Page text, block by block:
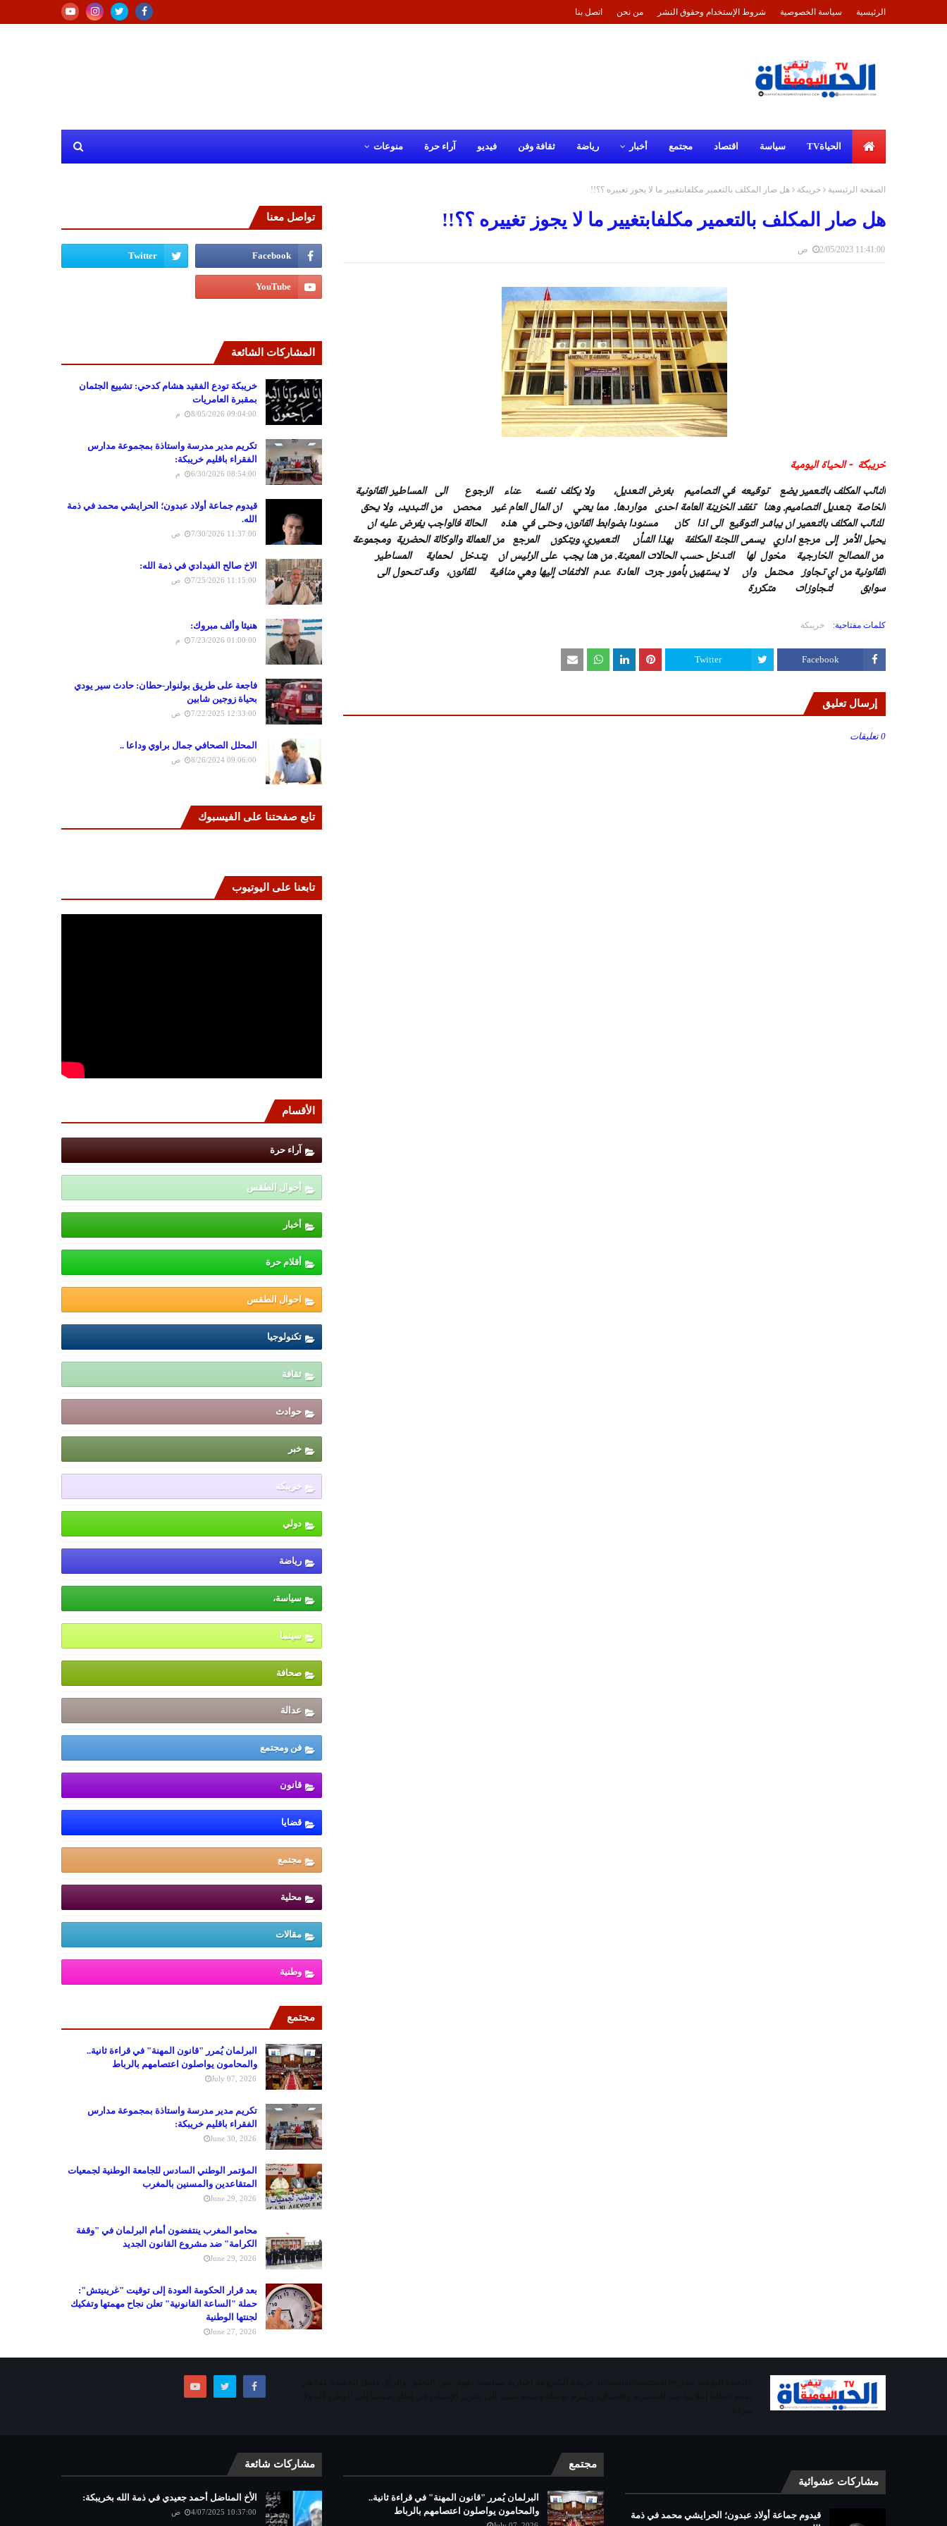
الرئيسية سياسة الخصوصية شروط الإستخدام وحقوق النشر من نحن اتصل بنا
الحياةTV سياسة اقتصاد مجتمع أخبار رياضة ثقافة وفن فيديو آراء حرة منوعات
الصفحة الرئيسية خريبكة هل صار المكلف بالتعمير مكلفابتغيير ما لا يجوز تغييره ؟؟!!
هل صار المكلف بالتعمير مكلفابتغيير ما لا يجوز تغييره ؟؟!!
2/05/2023 11:41:00 ص
خريبگة - الحياة اليومية
النائب المكلف بالتعمير يضع توقيعه في التصاميم بغرض التعديل، ولا يكلف نفسه عناء الرجوع الى المساطير القانونية
الخاصة بتعديل التصاميم.وهنا تفقد الخزينة العامة احدى مواردها. مما يعني ان المال العام غير محصن من التبديد، ولا يحق
للنائب المكلف بالتعمير ان يباشر التوقيع الى اذا كان مسنودا بضوابط القانون، وحتى في هذه الحالة فالواجب يفرض عليه ان
يحيل الأمر إلى مرجع اداري يسمى اللجنة المكلفة بهذا الشأن التعميري، ويتكون المرجع من العمالة والوكالة الحضرية ومجموعة
من المصالح الخارجية مخول لها التدخل حسب الحالات المعينة.من هنا يجب على الرئيس ان يتدخل لحماية المساطير
القانونية من اي تجاوز محتملوان لا يستهين بأمور جرت العادة عدم الالتفات إليها وهي منافية للقانون، وقد تتحول الى
سوابق لتجاوزات متكررة
كلمات مفتاحية: خريبكة
Facebook
Twitter
إرسال تعليق
0 تعليقات
تواصل معنا
المشاركات الشائعة
خريبكة تودع الفقيد هشام كدحي: تشييع الجثمان
بمقبرة العامريات
8/05/2026 09:04:00 م
تكريم مدير مدرسة واستاذة بمجموعة مدارس
الفقراء باقليم خريبكة:
6/30/2026 08:54:00 م
قيدوم جماعة أولاد عبدون؛ الحرايشي محمد في ذمة
الله.
7/30/2026 11:37:00 ص
الاخ صالح الفيدادي في ذمة الله:
7/25/2026 11:15:00 ص
هنيئا وألف مبروك:
7/23/2026 01:00:00 م
فاجعة على طريق بولنوار-حطان: حادث سير يودي
بحياة زوجين شابين
7/22/2025 12:33:00 ص
المحلل الصحافي جمال براوي وداعا ..
8/26/2024 09:06:00 ص
تابع صفحتنا على الفيسبوك
تابعنا على اليوتيوب
الأقسام
آراء حرة
أحوال الطقس
أخبار
أقلام حرة
احوال الطقس
تكنولوجيا
ثقافة
حوادث
خبر
خريبكة
دولي
رياضة
سياسة،
سينما
صحافة
عدالة
فن ومجتمع
قانون
قضايا
مجتمع
محلية
مقالات
وطنية
مجتمع
البرلمان يُمرر "قانون المهنة" في قراءة ثانية..
والمحامون يواصلون اعتصامهم بالرباط
July 07, 2026
تكريم مدير مدرسة واستاذة بمجموعة مدارس
الفقراء باقليم خريبكة:
June 30, 2026
المؤتمر الوطني السادس للجامعة الوطنية لجمعيات
المتقاعدين والمسنين بالمغرب
June 29, 2026
محامو المغرب ينتفضون أمام البرلمان في "وقفة
الكرامة" ضد مشروع القانون الجديد
June 29, 2026
بعد قرار الحكومة العودة إلى توقيت "غرينيتش":
حملة "الساعة القانونية" تعلن نجاح مهمتها وتفكيك
لجنتها الوطنية
June 27, 2026
مشاركات عشوائية
قيدوم جماعة أولاد عبدون؛ الحرايشي محمد في ذمة
مجتمع
البرلمان يُمرر "قانون المهنة" في قراءة ثانية..
والمحامون يواصلون اعتصامهم بالرباط
مشاركات شائعة
الأخ المناضل أحمد جعيدي في ذمة الله بخريبكة:
4/07/2025 10:37:00 ص